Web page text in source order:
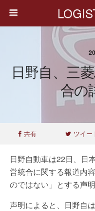
日野自、三
合の
共有 ツイー
日野自動車は22日、日
営統合に関する報道内
のではない」とする声明
声明によると、日野自